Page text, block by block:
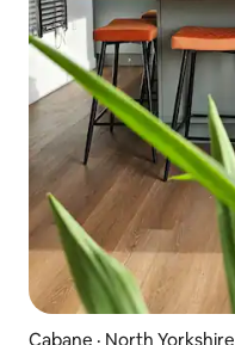
Cabane · North Yorkshire